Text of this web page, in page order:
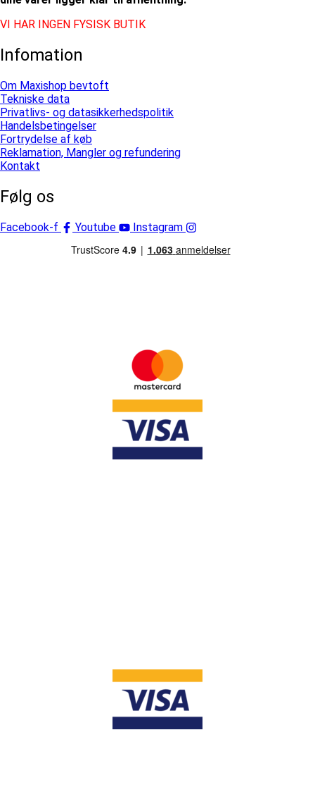
VI HAR INGEN FYSISK BUTIK
Infomation
Om Maxishop bevtoft
Tekniske data
Privatlivs- og datasikkerhedspolitik
Handelsbetingelser
Fortrydelse af køb
Reklamation, Mangler og refundering
Kontakt
Følg os
Facebook-f Youtube Instagram